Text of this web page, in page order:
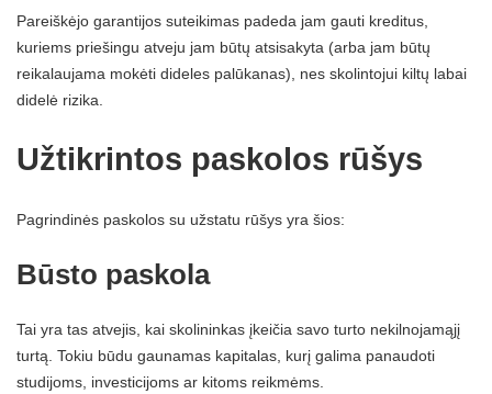
Pareiškėjo garantijos suteikimas padeda jam gauti kreditus,
kuriems priešingu atveju jam būtų atsisakyta (arba jam būtų
reikalaujama mokėti dideles palūkanas), nes skolintojui kiltų labai
didelė rizika.
Užtikrintos paskolos rūšys
Pagrindinės paskolos su užstatu rūšys yra šios:
Būsto paskola
Tai yra tas atvejis, kai skolininkas įkeičia savo turto nekilnojamąjį
turtą. Tokiu būdu gaunamas kapitalas, kurį galima panaudoti
studijoms, investicijoms ar kitoms reikmėms.